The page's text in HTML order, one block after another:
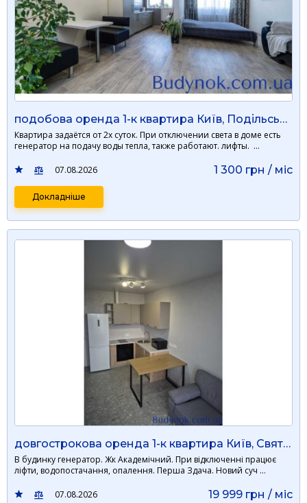
подобова оренда 1-к квартира Київ, Подільський, 1300 грн./добу
Квартира задаётся от 2х суток. При отключении света в доме есть
генератор на подачу воды тепла, также работают. лифты. …
07.08.2026 1 300 грн / мiс
Докладніше
довгострокова оренда 1-к квартира Київ, Святошинський, 19999 грн./міс.
В будинку генератор. Жк Академічний. При відключенні працює
ліфти, водопостачання, опалення. Перша Здача. Новий суч …
07.08.2026 19 999 грн / мiс